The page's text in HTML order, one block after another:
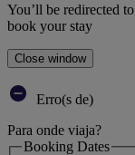
You’ll be redirected
book your stay
Close window
Erro(s de)
Para onde viaja?
Booking Dates